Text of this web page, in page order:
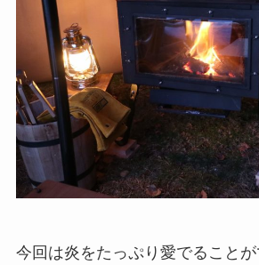
今回は炎をたっぷり愛でること